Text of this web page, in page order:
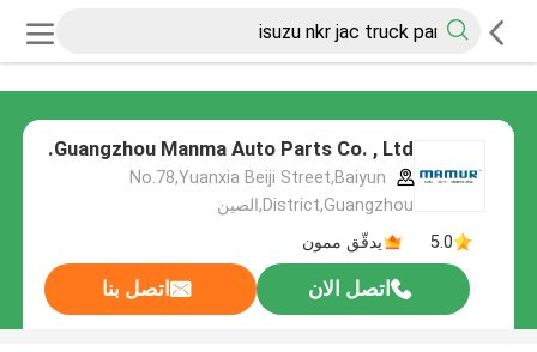
Guangzhou Manma Auto Parts Co. , Ltd.
No.78,Yuanxia Beiji Street,Baiyun
District,Guangzhou,الصين
5.0
يدقّق ممون
اتصل الان اتصل بنا